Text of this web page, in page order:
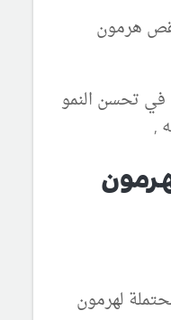
هرمون
في تحسن النمو
,
لهرمون